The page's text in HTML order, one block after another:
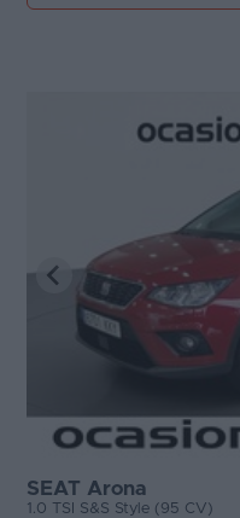
SEAT Arona
1.0 TSI S&S Style (95 CV)